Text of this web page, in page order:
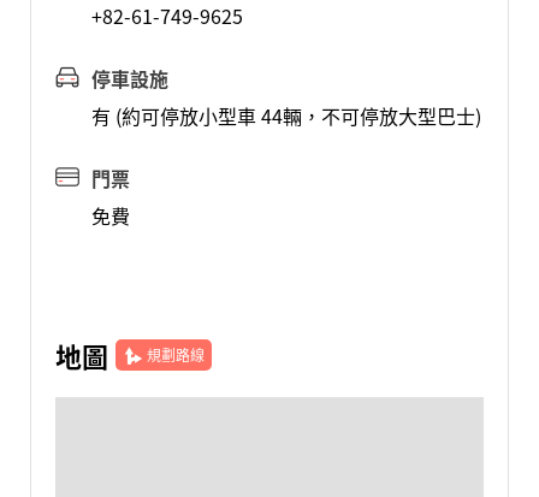
+82-61-749-9625
停車設施
有 (約可停放小型車 44輛，不可停放大型巴士)
門票
免費
地圖 規劃路線